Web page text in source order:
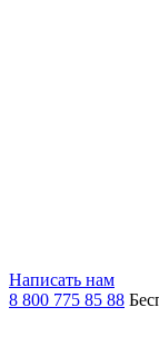
Написать нам
8 800 775 85 88